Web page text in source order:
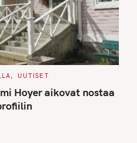
UUTISET
Hoyer aikovat nostaa